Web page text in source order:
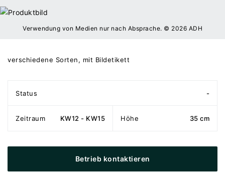
Verwendung von Medien nur nach Absprache. © 2026 ADH
verschiedene Sorten, mit Bildetikett
Status -
Zeitraum KW12 - KW15 Höhe 35 cm
Betrieb kontaktieren